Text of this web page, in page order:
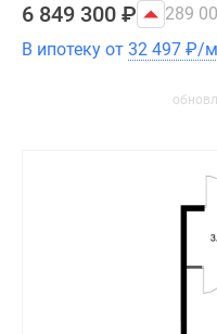
6 849 300 ₽ 289
В ипотеку от 32 497 ₽/